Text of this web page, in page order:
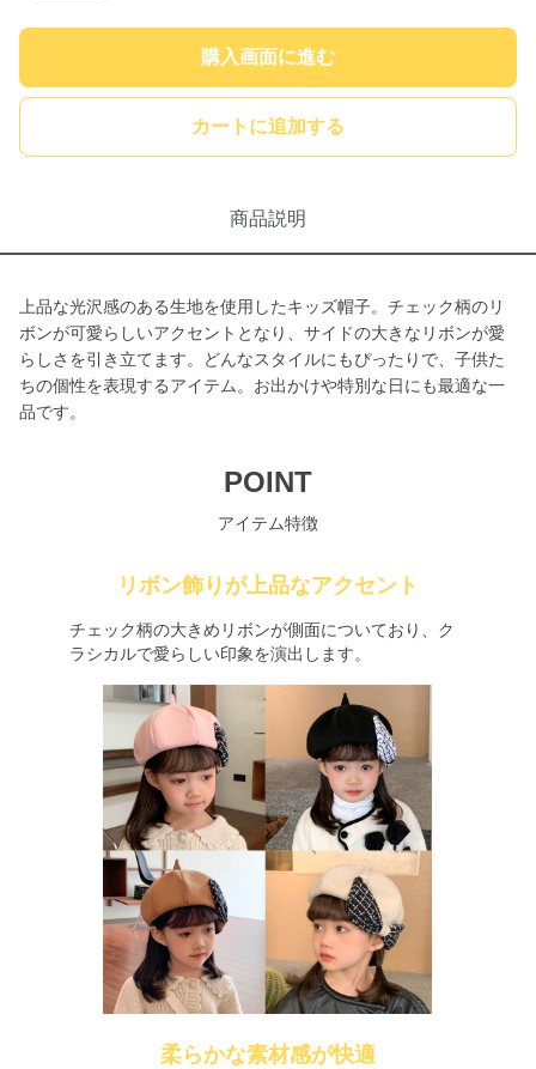
購入画面に進む
カートに追加する
商品説明
上品な光沢感のある生地を使用したキッズ帽子。チェック柄のリ
ボンが可愛らしいアクセントとなり、サイドの大きなリボンが愛
らしさを引き立てます。どんなスタイルにもぴったりで、子供た
ちの個性を表現するアイテム。お出かけや特別な日にも最適な一
品です。
POINT
アイテム特徴
リボン飾りが上品なアクセント
チェック柄の大きめリボンが側面についており、ク
ラシカルで愛らしい印象を演出します。
柔らかな素材感が快適